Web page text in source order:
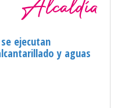
ejecutan
y aguas